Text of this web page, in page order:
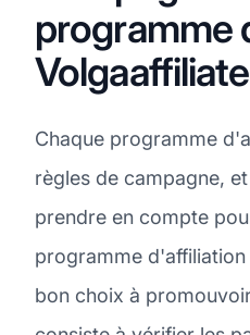
programme
Volgaaffiliate
Chaque programme
règles de campagne,
prendre en compte
programme
bon choix à